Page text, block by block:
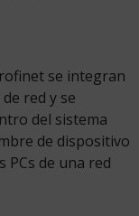
se integran
red y se
del sistema
de dispositivo
PCs de una red